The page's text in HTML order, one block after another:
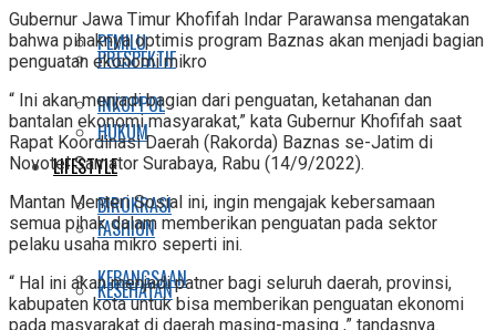
PEMILU
INKOPPOL
LIFESTYLE
FASHION
KESEHATAN
PRESPEKTIF
HUKUM
BIROKRASI
KEBANGSAAN
Gubernur Jawa Timur Khofifah Indar Parawansa mengatakan
bahwa pihaknya optimis program Baznas akan menjadi bagian
penguatan ekonomi mikro
“ Ini akan menjadi bagian dari penguatan, ketahanan dan
bantalan ekonomi masyarakat,” kata Gubernur Khofifah saat
Rapat Koordinasi Daerah (Rakorda) Baznas se-Jatim di
Novotel Samator Surabaya, Rabu (14/9/2022).
Mantan Menteri Sosial ini, ingin mengajak kebersamaan
semua pihak dalam memberikan penguatan pada sektor
pelaku usaha mikro seperti ini.
“ Hal ini akan menjadi patner bagi seluruh daerah, provinsi,
kabupaten kota untuk bisa memberikan penguatan ekonomi
pada masyarakat di daerah masing-masing ,” tandasnya.